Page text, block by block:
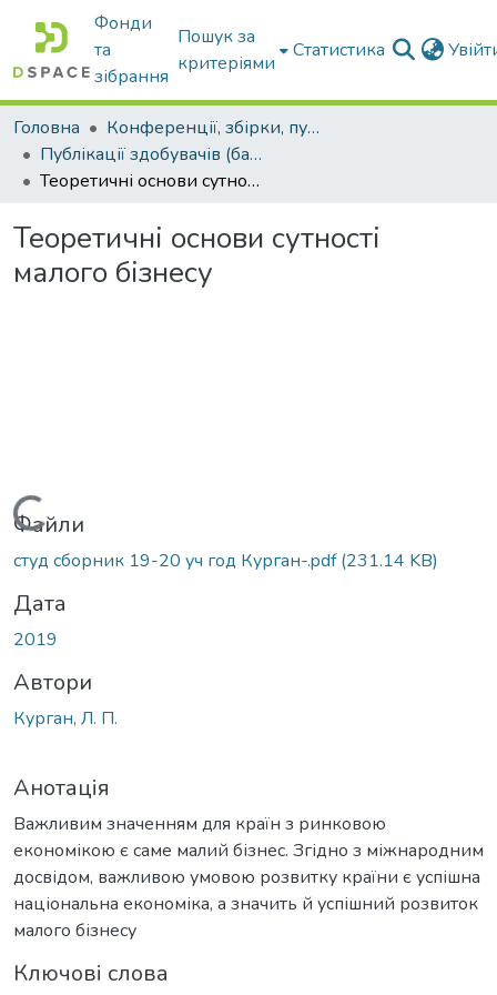
Фонди
та
зібрання
Пошук за
критеріями
Статистика
Головна
Конференції, збірки, публікації молодих вчених і здобувачів : магістрів, бакалаврів, аспірантів.
Публікації здобувачів (бакалаврів. магістрів, аспірантів)
Теоретичні основи сутності малого бізнесу
Теоретичні основи сутності
малого бізнесу
Вантажиться...
Файли
студ сборник 19-20 уч год Курган-.pdf(231.14 KB)
Дата
2019
Автори
Курган, Л. П.
Анотація
Важливим значенням для країн з ринковою
економікою є саме малий бізнес. Згідно з міжнародним
досвідом, важливою умовою розвитку країни є успішна
національна економіка, а значить й успішний розвиток
малого бізнесу
Ключові слова